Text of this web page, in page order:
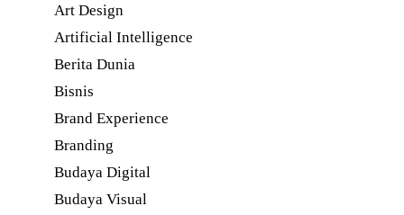
Art Design
Artificial Intelligence
Berita Dunia
Bisnis
Brand Experience
Branding
Budaya Digital
Budaya Visual